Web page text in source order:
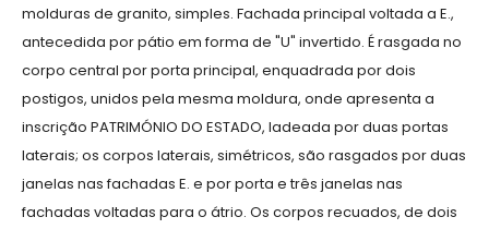
molduras de granito, simples. Fachada principal voltada a E.,
antecedida por pátio em forma de "U" invertido. É rasgada no
corpo central por porta principal, enquadrada por dois
postigos, unidos pela mesma moldura, onde apresenta a
inscrição PATRIMÓNIO DO ESTADO, ladeada por duas portas
laterais; os corpos laterais, simétricos, são rasgados por duas
janelas nas fachadas E. e por porta e três janelas nas
fachadas voltadas para o átrio. Os corpos recuados, de dois